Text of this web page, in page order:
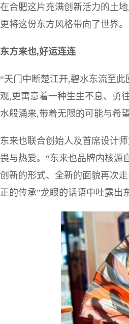
在合肥这片充满创新活力的土
更将这份东方风格带向了世界。
东方来也,好运连连
“天门中断楚江开,碧水东流至
观,更寓意着一种生生不息、勇
水般涌来,带着无限的可能与希望
东来也联合创始人及首席设计
畏与热爱。“东来也品牌内核源
创新的形式、全新的面貌再次
正的传承”龙眼的话语中吐露出